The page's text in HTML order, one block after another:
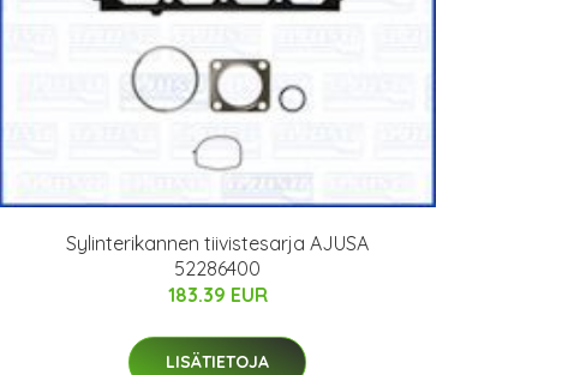
Sylinterikannen tiivistesarja AJUSA
52286400
183.39 EUR
LISÄTIETOJA